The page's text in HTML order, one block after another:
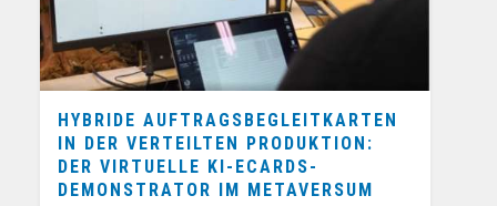
HYBRIDE AUFTRAGSBEGLEITKARTEN
IN DER VERTEILTEN PRODUKTION:
DER VIRTUELLE KI-ECARDS-
DEMONSTRATOR IM METAVERSUM